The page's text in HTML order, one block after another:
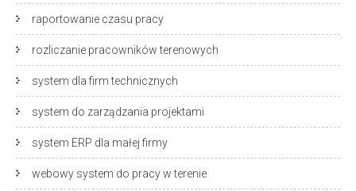
raportowanie czasu pracy
rozliczanie pracowników terenowych
system dla firm technicznych
system do zarządzania projektami
system ERP dla małej firmy
webowy system do pracy w terenie